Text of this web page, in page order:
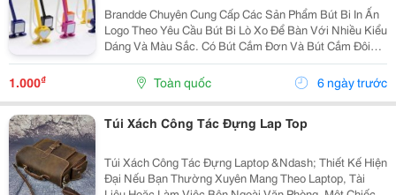
Brandde Chuyên Cung Cấp Các Sản Phẩm Bút Bi In Ấn
Logo Theo Yêu Cầu Bút Bi Lò Xo Để Bàn Với Nhiều Kiểu
Dáng Và Màu Sắc. Có Bút Cắm Đơn Và Bút Cắm Đôi
Làm Quà Tặng, Để Bàn Làm Việc Đều Rất Hiệu Quả In
Ấn Logo Theo Yêu Cầu Để Quảng Cáo Thương Hiệu D
1.000₫ Toàn quốc 6 ngày trước
Túi Xách Công Tác Đựng Lap Top
Túi Xách Công Tác Đựng Laptop &Ndash; Thiết Kế Hiện
Đại Nếu Bạn Thường Xuyên Mang Theo Laptop, Tài